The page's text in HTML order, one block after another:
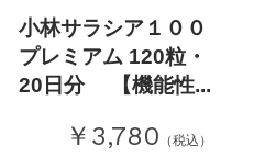
小林サラシア１００
プレミアム 120粒・
20日分 【機能性...
￥3,780 （税込）